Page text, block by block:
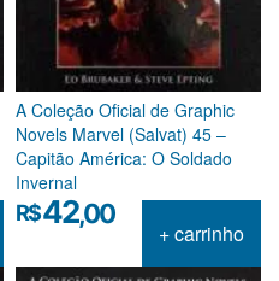
A Coleção Oficial de Graphic
Novels Marvel (Salvat) 45 –
Capitão América: O Soldado
Invernal
R$42,00
+ carrinho